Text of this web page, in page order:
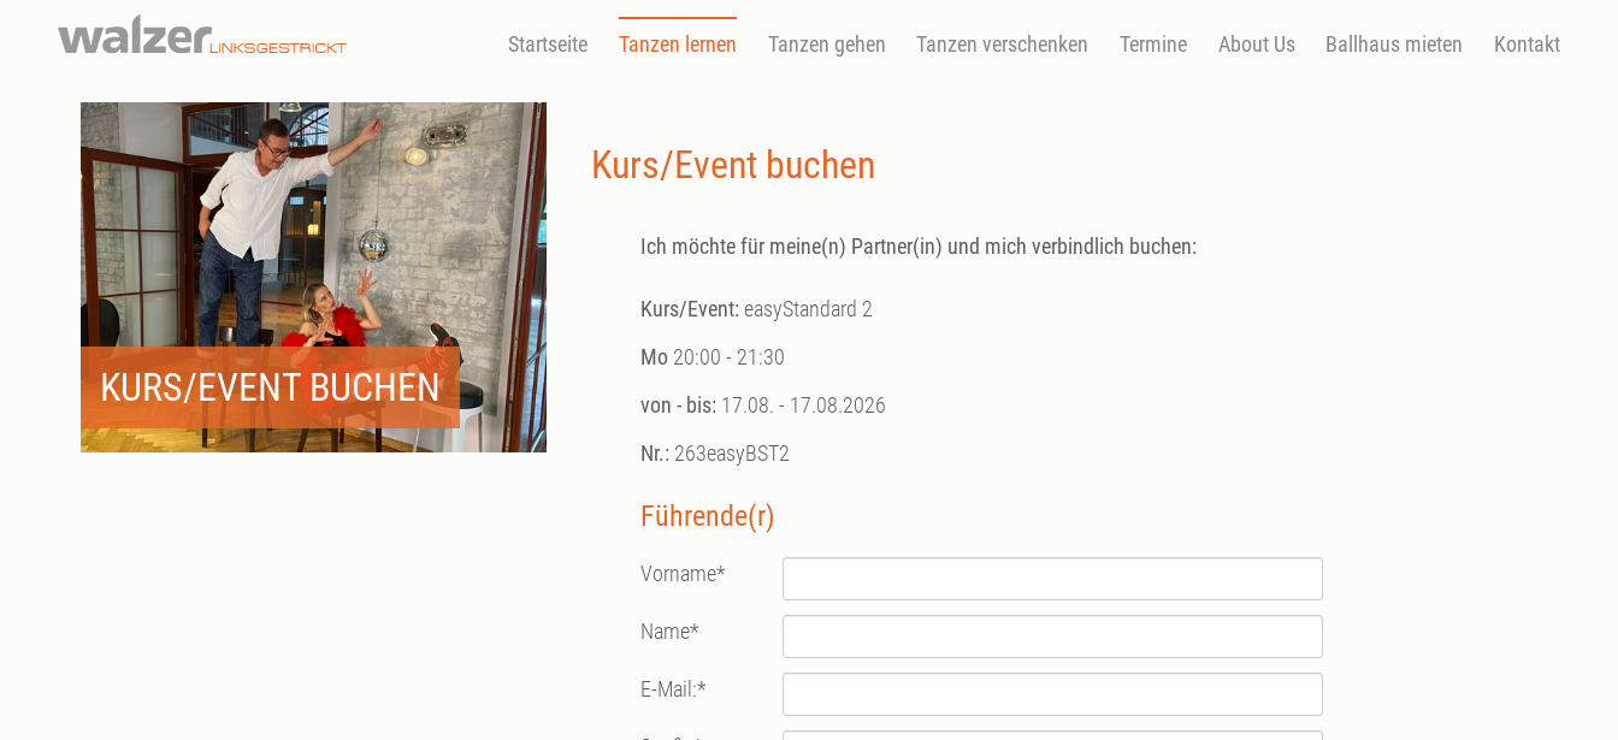
Startseite Tanzen lernen Tanzen gehen Tanzen verschenken Termine About Us Ballhaus mieten Kontakt
KURS/EVENT BUCHEN
Kurs/Event buchen
Ich möchte für meine(n) Partner(in) und mich verbindlich buchen:
Kurs/Event: easyStandard 2
Mo20:00 - 21:30
von - bis: 17.08. - 17.08.2026
Nr.: 263easyBST2
Führende(r)
Vorname*
Name*
E-Mail:*